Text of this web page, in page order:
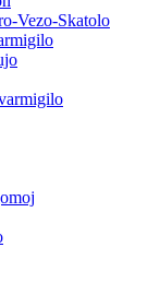
Vezo-Skatolo